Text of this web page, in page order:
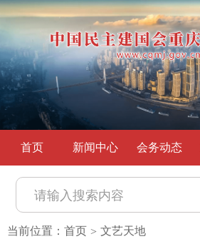
首页 新闻中心 会务动态
当前位置： 首页 > 文艺天地